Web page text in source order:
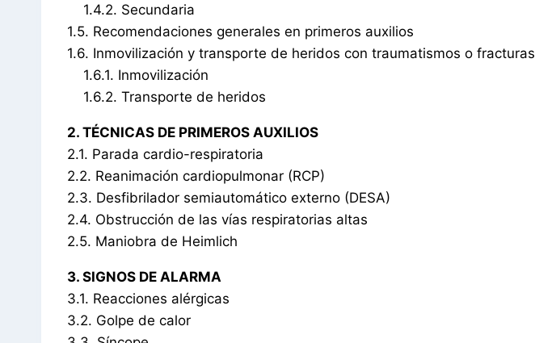
1.4.2. Secundaria
1.5. Recomendaciones generales en primeros auxilios
1.6. Inmovilización y transporte de heridos con traumatismos o fracturas
1.6.1. Inmovilización
1.6.2. Transporte de heridos
2. TÉCNICAS DE PRIMEROS AUXILIOS
2.1. Parada cardio-respiratoria
2.2. Reanimación cardiopulmonar (RCP)
2.3. Desfibrilador semiautomático externo (DESA)
2.4. Obstrucción de las vías respiratorias altas
2.5. Maniobra de Heimlich
3. SIGNOS DE ALARMA
3.1. Reacciones alérgicas
3.2. Golpe de calor